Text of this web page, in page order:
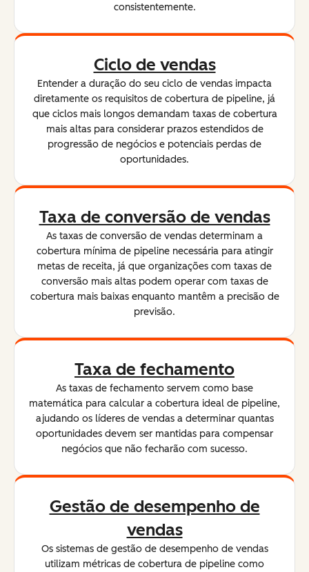
consistentemente.
Ciclo de vendas
Entender a duração do seu ciclo de vendas impacta
diretamente os requisitos de cobertura de pipeline, já
que ciclos mais longos demandam taxas de cobertura
mais altas para considerar prazos estendidos de
progressão de negócios e potenciais perdas de
oportunidades.
Taxa de conversão de vendas
As taxas de conversão de vendas determinam a
cobertura mínima de pipeline necessária para atingir
metas de receita, já que organizações com taxas de
conversão mais altas podem operar com taxas de
cobertura mais baixas enquanto mantêm a precisão de
previsão.
Taxa de fechamento
As taxas de fechamento servem como base
matemática para calcular a cobertura ideal de pipeline,
ajudando os líderes de vendas a determinar quantas
oportunidades devem ser mantidas para compensar
negócios que não fecharão com sucesso.
Gestão de desempenho de
vendas
Os sistemas de gestão de desempenho de vendas
utilizam métricas de cobertura de pipeline como